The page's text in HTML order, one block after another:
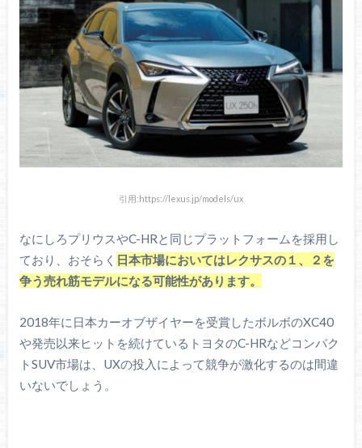
引用:https://lexus.jp/models/ux
なにしろプリウスやC-HRと同じプラットフォームを採用し
ており、おそらく 日本市場においてはレクサスの１、２を
争う売れ筋モデルになる可能性があります。
2018年に日本カーオブザイヤーを受賞したボルボのXC40
や発売以来ヒットを続けているトヨタのC-HRなどコンパク
トSUV市場は、UXの投入によって競争が激化するのは間違
いないでしょう。